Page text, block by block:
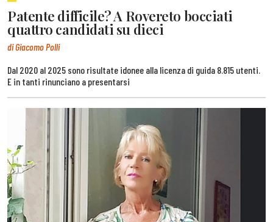
Patente difficile? A Rovereto bocciati
quattro candidati su dieci
di Giacomo Polli
Dal 2020 al 2025 sono risultate idonee alla licenza di guida 8.815 utenti.
E in tanti rinunciano a presentarsi